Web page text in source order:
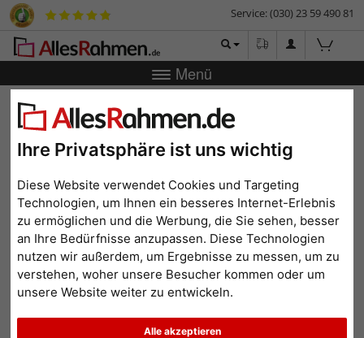
Ihre Privatsphäre ist uns wichtig
Diese Website verwendet Cookies und Targeting
Technologien, um Ihnen ein besseres Internet-Erlebnis
zu ermöglichen und die Werbung, die Sie sehen, besser
an Ihre Bedürfnisse anzupassen. Diese Technologien
nutzen wir außerdem, um Ergebnisse zu messen, um zu
verstehen, woher unsere Besucher kommen oder um
unsere Website weiter zu entwickeln.
Alle akzeptieren
Service: (030) 23 59 490 81
Menü
Zurück | Bilderrahmen-Shop Passepartouts
Passepartout
Fertig-Passepartout
Zurück